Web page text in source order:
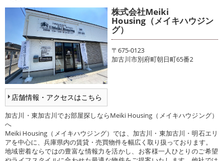
店舗情報・アクセスはこちら
株式会社Meiki
Housing（メイキハウジン
グ）
〒675-0123
加古川市別府町朝日町65番2
加古川・東加古川でお部屋探しならMeiki Housing（メイキハウジング）
へ
Meiki Housing（メイキハウジング）では、加古川・東加古川・明石エリ
アを中心に、兵庫県内の賃貸・売買物件を幅広く取り扱っております。
地域密着ならではの豊富な情報力を活かし、お客様一人ひとりのご希望